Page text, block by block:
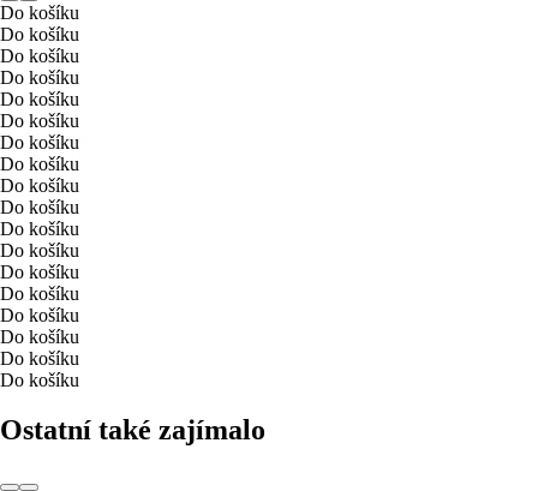
Do košíku
Do košíku
Do košíku
Do košíku
Do košíku
Do košíku
Do košíku
Do košíku
Do košíku
Do košíku
Do košíku
Do košíku
Do košíku
Do košíku
Do košíku
Do košíku
Do košíku
Do košíku
Ostatní také zajímalo